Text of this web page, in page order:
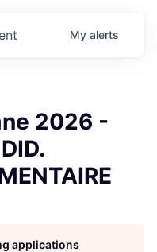
My alerts
2026 -
applications